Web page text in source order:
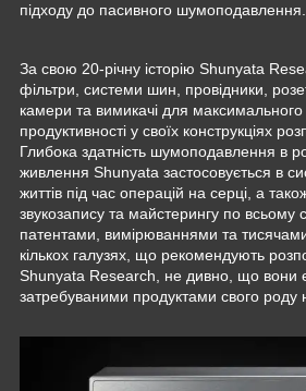
підходу до пасивного шумоподавлення.
За свою 20-річну історію Shunyata
фільтри, системи шин, провідники,
камери та вимикачі для
продуктивності у своїх конструкціях
Глибока здатність шумоподавлення в
живлення Shunyata застосовується в
життів під час операцій на серці, а
звукозапису та майстерингу по всьому
патентами, вимірюваннями та
кількох галузях, що рекомендують
Shunyata Research, не дивно, що вони
затребуваними продуктами свого роду